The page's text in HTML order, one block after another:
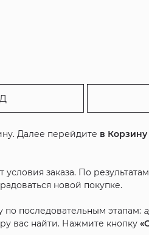
Далее перейдите в Корзину
заказа. По
новой покупке.
последовательным этапам:
вас найти. Нажмите кнопку